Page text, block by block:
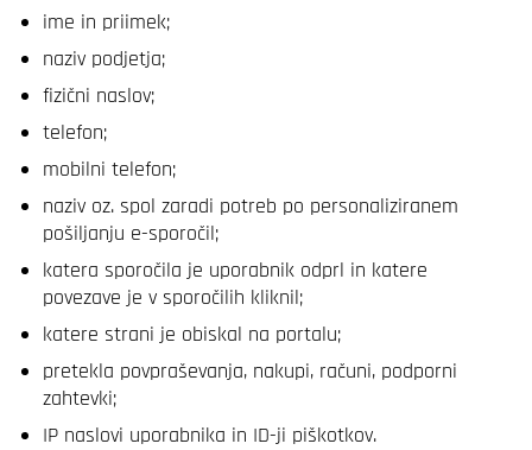
ime in priimek;
naziv podjetja;
fizični naslov;
telefon;
mobilni telefon;
naziv oz. spol zaradi potreb po personaliziranem
pošiljanju e-sporočil;
katera sporočila je uporabnik odprl in katere
povezave je v sporočilih kliknil;
katere strani je obiskal na portalu;
pretekla povpraševanja, nakupi, računi, podporni
zahtevki;
IP naslovi uporabnika in ID-ji piškotkov.